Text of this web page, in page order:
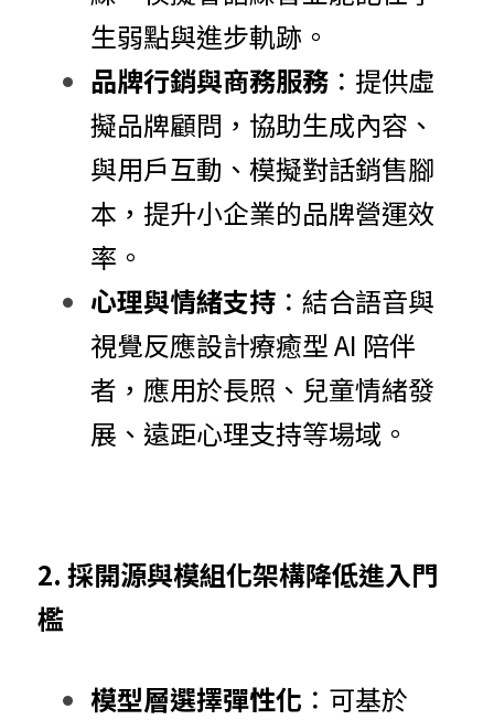
生弱點與進步軌跡。
品牌行銷與商務服務 ：提供虛
擬品牌顧問，協助生成內容、
與用戶互動、模擬對話銷售腳
本，提升小企業的品牌營運效
率。
心理與情緒支持 ：結合語音與
視覺反應設計療癒型 AI 陪伴
者，應用於長照、兒童情緒發
展、遠距心理支持等場域。
2. 採開源與模組化架構降低進入門
檻
模型層選擇彈性化 ：可基於